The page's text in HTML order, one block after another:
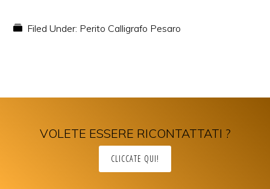
Filed Under: Perito Calligrafo Pesaro
VOLETE ESSERE RICONTATTATI ?
CLICCATE QUI!